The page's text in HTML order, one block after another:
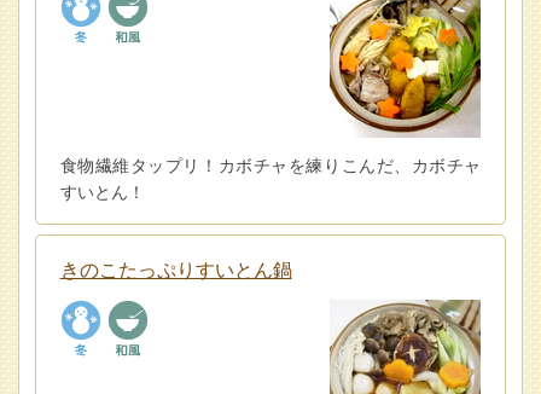
食物繊維タップリ！カボチャを練りこんだ、カボチャ
すいとん！
きのこたっぷりすいとん鍋